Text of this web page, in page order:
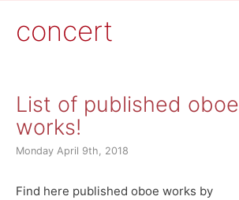
concert
List of published oboe
works!
Monday April 9th, 2018
Find here published oboe works by